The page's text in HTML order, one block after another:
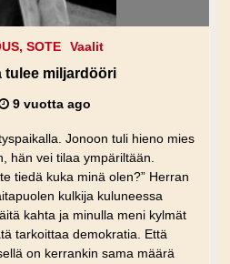
SOTE Vaalit
miljardööri
9 vuotta ago
Jonoon tuli hieno mies
hän vei tilaa ympäriltään.
tiedä kuka minä olen?” Herran
kulkija kuluneessa
kahta ja minulla meni kylmät
tarkoittaa demokratia. Että
on kerrankin sama määrä